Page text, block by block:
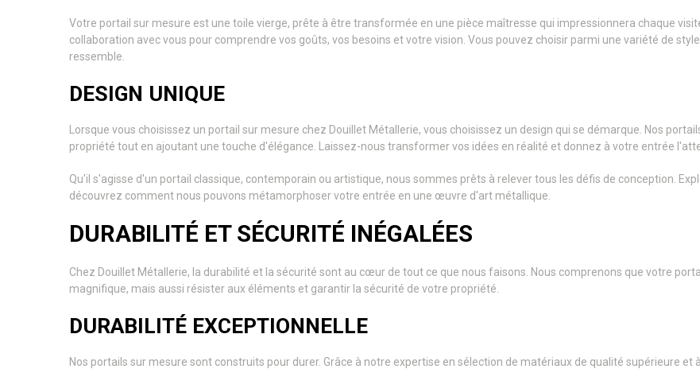
Votre portail sur mesure est une toile vierge, prête à être transformée en une pièce maîtresse qui impressionnera chaque
collaboration avec vous pour comprendre vos goûts, vos besoins et votre vision. Vous pouvez choisir parmi une variété de
ressemble.
DESIGN UNIQUE
Lorsque vous choisissez un portail sur mesure chez Douillet Métallerie, vous choisissez un design qui se démarque. Nos
propriété tout en ajoutant une touche d'élégance. Laissez-nous transformer vos idées en réalité et donnez à votre entrée
Qu'il s'agisse d'un portail classique, contemporain ou artistique, nous sommes prêts à relever tous les défis de conception.
découvrez comment nous pouvons métamorphoser votre entrée en une œuvre d'art métallique.
DURABILITÉ ET SÉCURITÉ INÉGALÉES
Chez Douillet Métallerie, la durabilité et la sécurité sont au cœur de tout ce que nous faisons. Nous comprenons que votre
magnifique, mais aussi résister aux éléments et garantir la sécurité de votre propriété.
DURABILITÉ EXCEPTIONNELLE
Nos portails sur mesure sont construits pour durer. Grâce à notre expertise en sélection de matériaux de qualité supérieure